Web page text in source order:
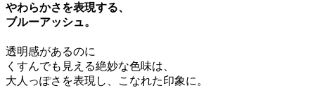
やわらかさを表現する、
ブルーアッシュ。
透明感があるのに
くすんでも見える絶妙な色味は、
大人っぽさを表現し、こなれた印象に。